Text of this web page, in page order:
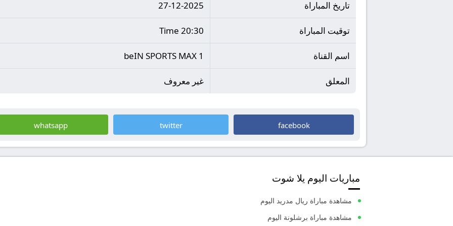
تاريخ المباراة 27-12-2025
توقيت المباراة 20:30 Time
اسم القناة beIN SPORTS MAX 1
المعلق غير معروف
facebook
twitter
whatsapp
مباريات اليوم يلا شوت
مشاهدة مباراة ريال مدريد اليوم
مشاهدة مباراة برشلونة اليوم